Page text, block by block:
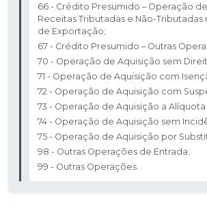
66 - Crédito Presumido – Operação
Receitas Tributadas e Não-
de Exportação; ​
67 - Crédito Presumido – Outras
70 - Operação de Aquisição sem
71 - Operação de Aquisição com
72 - Operação de Aquisição com
73 - Operação de Aquisição a Alíquota
74 - Operação de Aquisição sem
75 - Operação de Aquisição por
98 - Outras Operações de Entrada; ​
99 - Outras Operações.